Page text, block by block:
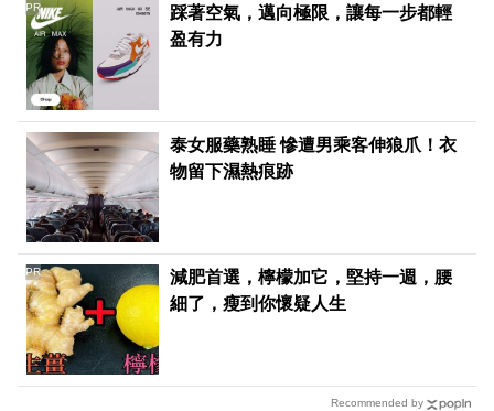
踩著空氣，邁向極限，讓每一步都輕
盈有力
PR
泰女服藥熟睡 慘遭男乘客伸狼爪！衣
物留下濕熱痕跡
減肥首選，檸檬加它，堅持一週，腰
細了，瘦到你懷疑人生
PR
Recommended by